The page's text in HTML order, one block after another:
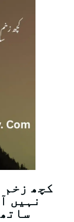
کچھ زخم
نہیں